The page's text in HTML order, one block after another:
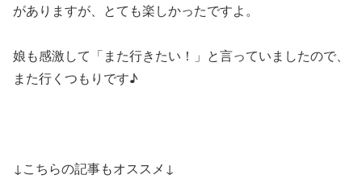
がありますが、とても楽しかったですよ。
娘も感激して「また行きたい！」と言っていましたので、
また行くつもりです♪
↓こちらの記事もオススメ↓